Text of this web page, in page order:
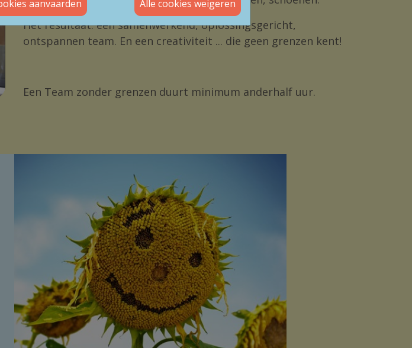
Het resultaat: een samenwerkend, oplossingsgericht,
ontspannen team. En een creativiteit ... die geen grenzen kent!
Een Team zonder grenzen duurt minimum anderhalf uur.
Alle cookies weigeren